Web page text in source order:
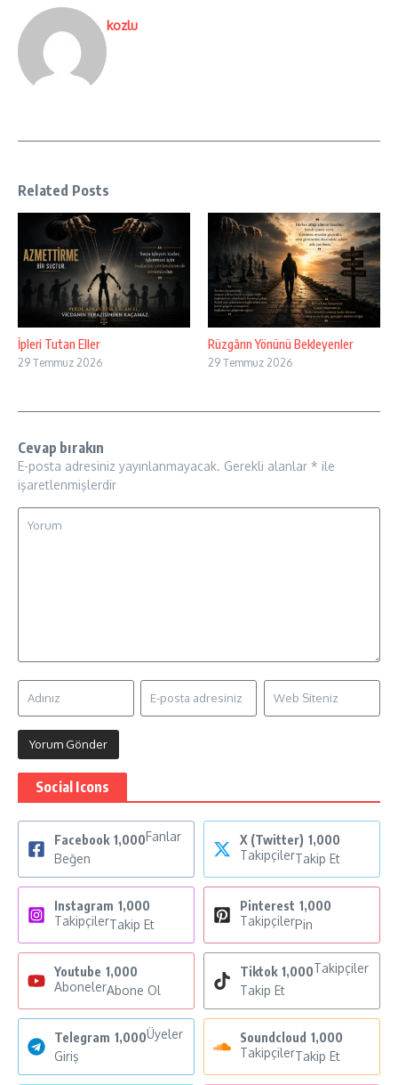
kozlu
Related Posts
İpleri Tutan Eller
29 Temmuz 2026
Rüzgârın Yönünü Bekleyenler
29 Temmuz 2026
Cevap bırakın
E-posta adresiniz yayınlanmayacak. Gerekli alanlar * ile
işaretlenmişlerdir
Social Icons
Facebook 1,000Fanlar
Beğen
X (Twitter) 1,000
TakipçilerTakip Et
Instagram 1,000
TakipçilerTakip Et
Pinterest 1,000
TakipçilerPin
Youtube 1,000
AbonelerAbone Ol
Tiktok 1,000Takipçiler
Takip Et
Telegram 1,000Üyeler
Giriş
Soundcloud 1,000
TakipçilerTakip Et